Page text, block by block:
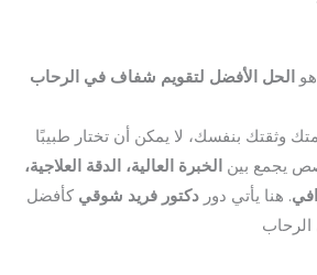
الحل الأفضل لتقويم شفاف في الرحاب
وثقتك بنفسك، لا يمكن أن تختار طبيبًا
يجمع بين الخبرة العالية، الدقة العلاجية،
. هنا يأتي دور دكتور فريد شوقي كأفضل